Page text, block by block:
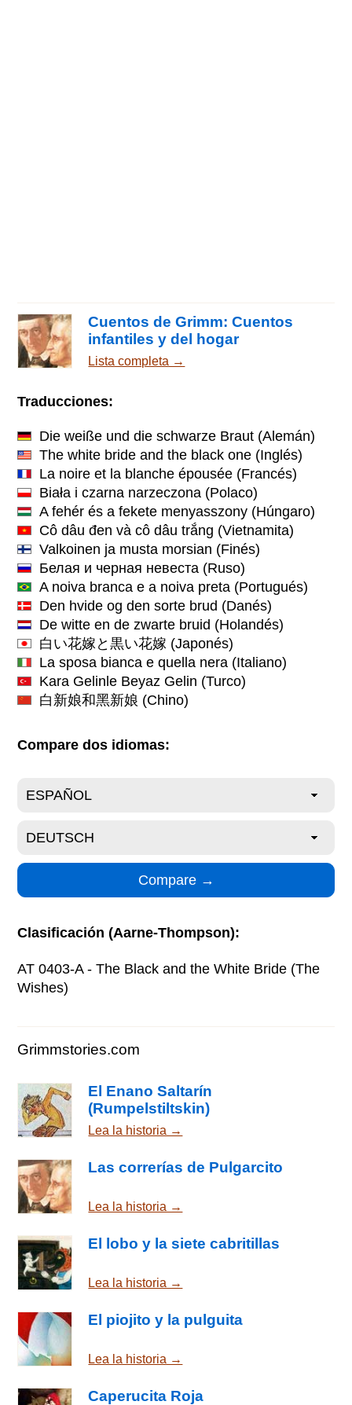
Cuentos de Grimm: Cuentos
infantiles y del hogar
Lista completa →
Traducciones:
Die weiße und die schwarze Braut (Alemán)
The white bride and the black one (Inglés)
La noire et la blanche épousée (Francés)
Biała i czarna narzeczona (Polaco)
A fehér és a fekete menyasszony (Húngaro)
Cô dâu đen và cô dâu trắng (Vietnamita)
Valkoinen ja musta morsian (Finés)
Белая и черная невеста (Ruso)
A noiva branca e a noiva preta (Portugués)
Den hvide og den sorte brud (Danés)
De witte en de zwarte bruid (Holandés)
白い花嫁と黒い花嫁 (Japonés)
La sposa bianca e quella nera (Italiano)
Kara Gelinle Beyaz Gelin (Turco)
白新娘和黑新娘 (Chino)
Compare dos idiomas:
Clasificación (Aarne-Thompson):
AT 0403-A - The Black and the White Bride (The
Wishes)
Grimmstories.com
El Enano Saltarín
(Rumpelstiltskin)
Lea la historia →
Las correrías de Pulgarcito
Lea la historia →
El lobo y la siete cabritillas
Lea la historia →
El piojito y la pulguita
Lea la historia →
Caperucita Roja